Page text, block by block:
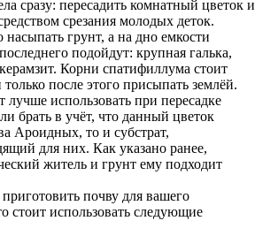
сразу: пересадить комнатный цветок и
срезания молодых деток.
грунт, а на дно емкости
подойдут: крупная галька,
Корни спатифиллума стоит
только после этого присыпать землёй.
лучше использовать при пересадке
брать в учёт, что данный цветок
Ароидных, то и субстрат,
для них. Как указано ранее,
житель и грунт ему подходит
почву для вашего
стоит использовать следующие